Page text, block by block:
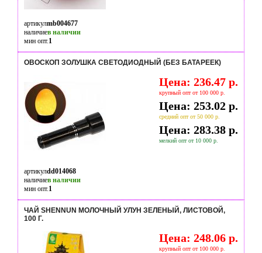
артикулmb004677
наличиев наличии
мин опт.1
ОВОСКОП ЗОЛУШКА СВЕТОДИОДНЫЙ (БЕЗ БАТАРЕЕК)
Цена: 236.47 р.
крупный опт от 100 000 р.
Цена: 253.02 р.
средний опт от 50 000 р.
Цена: 283.38 р.
мелкий опт от 10 000 р.
артикулdd014068
наличиев наличии
мин опт.1
ЧАЙ SHENNUN МОЛОЧНЫЙ УЛУН ЗЕЛЕНЫЙ, ЛИСТОВОЙ,
100 Г.
Цена: 248.06 р.
крупный опт от 100 000 р.